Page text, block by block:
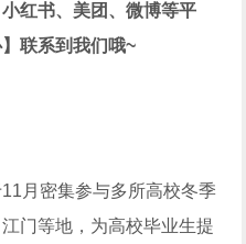
红书、美团、微博等平
联系到我们哦~
月密集参与多所高校冬季
门等地，为高校毕业生提